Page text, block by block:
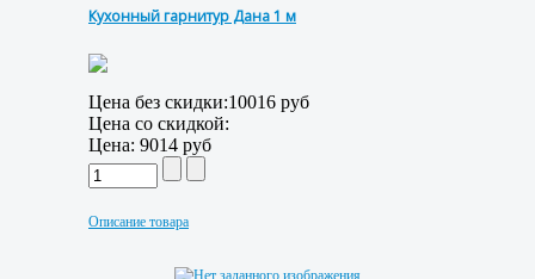
Кухонный гарнитур Дана 1 м
Цена без скидки:10016 руб
Цена со скидкой:
Цена: 9014 руб
Описание товара